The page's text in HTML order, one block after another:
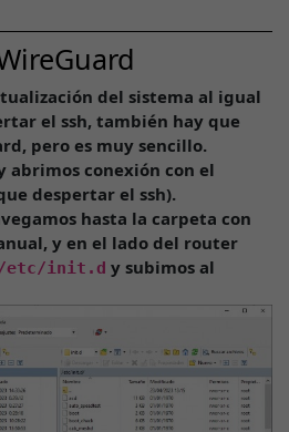
del sistema al igual
el ssh, también hay que
pero es muy sencillo.
abrimos conexión con el
despertar el ssh).
hasta la carpeta con
y en el lado del router
/etc/init.d y subimos al